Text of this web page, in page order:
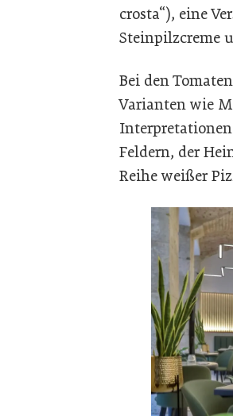
crosta“), eine
Steinpilzcreme
Bei den
Varianten wie
Feldern, der
Reihe weißer